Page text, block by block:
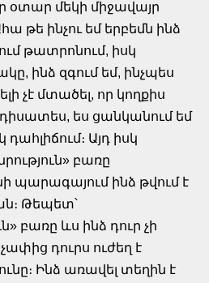
օտար մեկի միջավայր
թե ինչու եմ երբեմն ինձ
թատրոնում, իսկ
ինձ զգում եմ, ինչպես
չէ մտածել, որ կողքիս
ես ցանկանում եմ
Այդ իսկ
բառը
պարագայում ինձ թվում է
Թեպետ՝
բառը ևս ինձ դուր չի
դուրս ուժեղ է
Ինձ առավել տեղին է